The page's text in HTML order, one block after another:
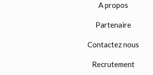
A propos
Partenaire
Contactez nous
Recrutement